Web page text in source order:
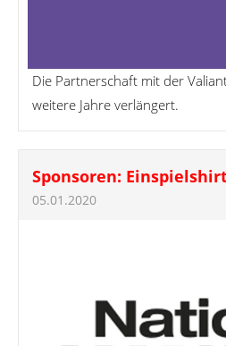
Die Partnerschaft mit der
weitere Jahre verlängert.
Sponsoren:
05.01.2020